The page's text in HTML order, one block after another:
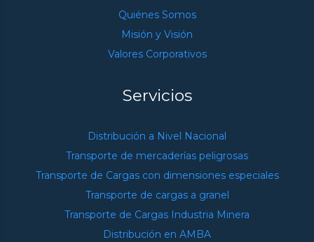
Quiénes Somos
Misión y Visión
Valores Corporativos
Servicios
Distribución a Nivel Nacional
Transporte de mercaderías peligrosas
Transporte de Cargas con dimensiones especiales
Transporte de cargas a granel
Transporte de Cargas Industria Minera
Distribución en AMBA